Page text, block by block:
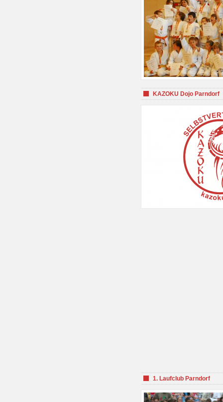
KAZOKU Dojo Parndorf
1. Laufclub Parndorf